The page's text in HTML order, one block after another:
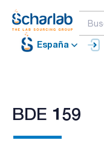
España
BDE 159